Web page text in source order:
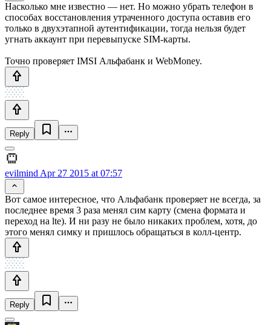
Насколько мне известно — нет. Но можно убрать телефон в
способах восстановления утраченного доступа оставив его
только в двухэтапной аутентификации, тогда нельзя будет
угнать аккаунт при перевыпуске SIM-карты.
Точно проверяет IMSI Альфабанк и WebMoney.
Reply
evilmind Apr 27 2015 at 07:57
Вот самое интересное, что Альфабанк проверяет не всегда, за
последнее время 3 раза менял сим карту (смена формата и
переход на lte). И ни разу не было никаких проблем, хотя, до
этого менял симку и пришлось обращаться в колл-центр.
Reply